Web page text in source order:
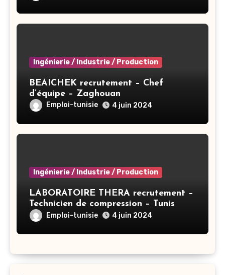
Ingénierie / Industrie / Production
BEAICHEK recrutement – Chef
d’équipe – Zaghouan
Emploi-tunisie 4 juin 2024
Ingénierie / Industrie / Production
LABORATOIRE THERA recrutement –
Technicien de compression – Tunis
Emploi-tunisie 4 juin 2024